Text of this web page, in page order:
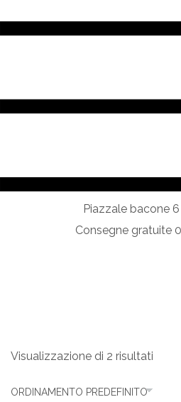
Piazzale bacone
Consegne gratuite
Visualizzazione di 2 risultati